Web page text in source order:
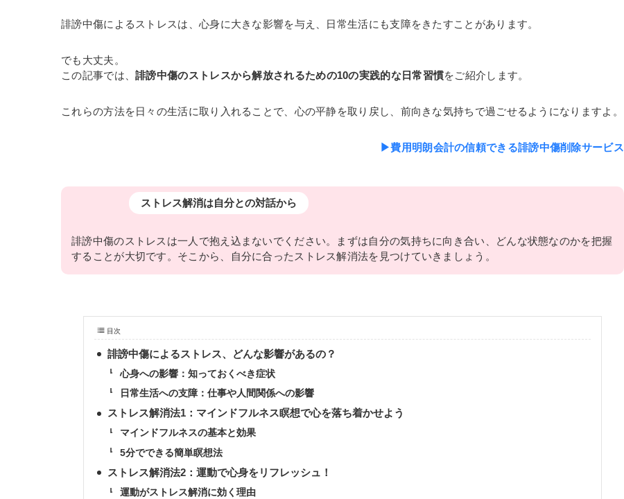
誹謗中傷によるストレスは、心身に大きな影響を与え、日常生活にも支障をきたすことがあります。
でも大丈夫。
この記事では、誹謗中傷のストレスから解放されるための10の実践的な日常習慣をご紹介します。
これらの方法を日々の生活に取り入れることで、心の平静を取り戻し、前向きな気持ちで過ごせるようになりますよ。
▶費用明朗会計の信頼できる誹謗中傷削除サービス
ストレス解消は自分との対話から
誹謗中傷のストレスは一人で抱え込まないでください。まずは自分の気持ちに向き合い、どんな状態なのかを把握
することが大切です。そこから、自分に合ったストレス解消法を見つけていきましょう。
目次
誹謗中傷によるストレス、どんな影響があるの？
心身への影響：知っておくべき症状
日常生活への支障：仕事や人間関係への影響
ストレス解消法1：マインドフルネス瞑想で心を落ち着かせよう
マインドフルネスの基本と効果
5分でできる簡単瞑想法
ストレス解消法2：運動で心身をリフレッシュ！
運動がストレス解消に効く理由